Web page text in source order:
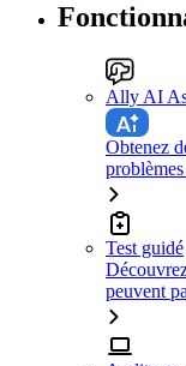
Ally AI
Obtenez
Test guidé
peuvent